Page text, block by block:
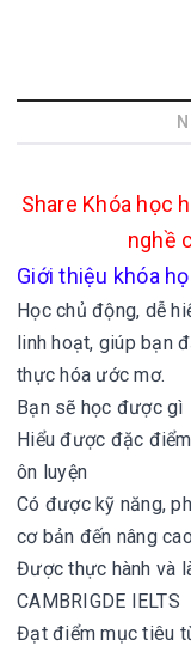
Share Khóa học
nghề
Giới thiệu khóa
Học chủ động, dễ
linh hoạt, giúp bạn
thực hóa ước mơ.
Bạn sẽ học được gì
Hiểu được đặc
ôn luyện
Có được kỹ năng,
cơ bản đến nâng
Được thực hành và
CAMBRIGDE IELTS
Đạt điểm mục tiêu